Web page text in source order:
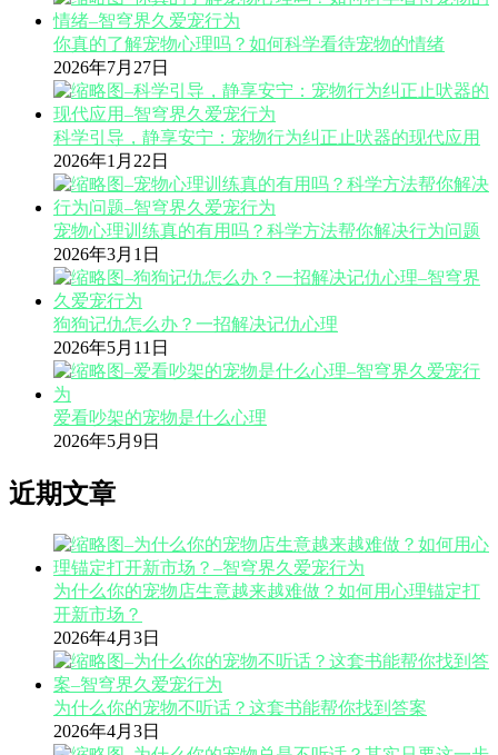
你真的了解宠物心理吗？如何科学看待宠物的情绪
2026年7月27日
科学引导，静享安宁：宠物行为纠正止吠器的现代应用
2026年1月22日
宠物心理训练真的有用吗？科学方法帮你解决行为问题
2026年3月1日
狗狗记仇怎么办？一招解决记仇心理
2026年5月11日
爱看吵架的宠物是什么心理
2026年5月9日
近期文章
为什么你的宠物店生意越来越难做？如何用心理锚定打
开新市场？
2026年4月3日
为什么你的宠物不听话？这套书能帮你找到答案
2026年4月3日